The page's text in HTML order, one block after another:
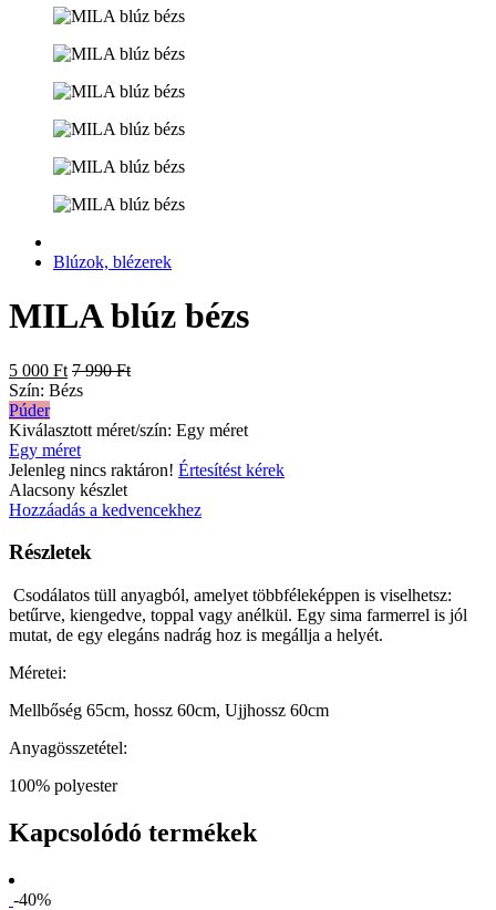
Blúzok, blézerek
MILA blúz bézs
5 000 Ft 7 990 Ft
Szín: Bézs
Púder
Kiválasztott méret/szín: Egy méret
Egy méret
Jelenleg nincs raktáron! Értesítést kérek
Alacsony készlet
Hozzáadás a kedvencekhez
Részletek
Csodálatos tüll anyagból, amelyet többféleképpen is viselhetsz:
betűrve, kiengedve, toppal vagy anélkül. Egy sima farmerrel is jól
mutat, de egy elegáns nadrág hoz is megállja a helyét.
Méretei:
Mellbőség 65cm, hossz 60cm, Ujjhossz 60cm
Anyagösszetétel:
100% polyester
Kapcsolódó termékek
-40%